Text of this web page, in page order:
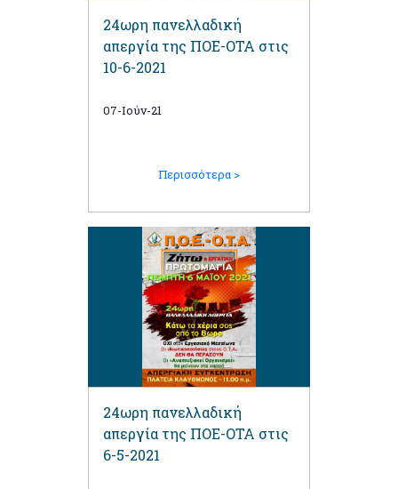
24ωρη πανελλαδική
απεργία της ΠΟΕ-ΟΤΑ στις
10-6-2021
07-Ιούν-21
Περισσότερα >
24ωρη πανελλαδική
απεργία της ΠΟΕ-ΟΤΑ στις
6-5-2021